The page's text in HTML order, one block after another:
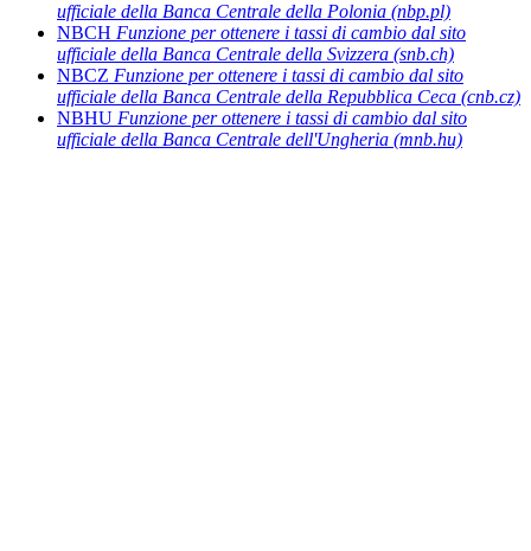
ufficiale della Banca Centrale della Polonia (nbp.pl)
NBCH Funzione per ottenere i tassi di cambio dal sito
ufficiale della Banca Centrale della Svizzera (snb.ch)
NBCZ Funzione per ottenere i tassi di cambio dal sito
ufficiale della Banca Centrale della Repubblica Ceca (cnb.cz)
NBHU Funzione per ottenere i tassi di cambio dal sito
ufficiale della Banca Centrale dell'Ungheria (mnb.hu)